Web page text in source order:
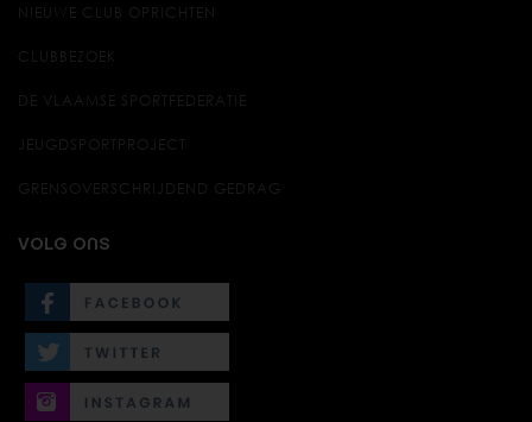
NIEUWE CLUB OPRICHTEN
CLUBBEZOEK
DE VLAAMSE SPORTFEDERATIE
JEUGDSPORTPROJECT
GRENSOVERSCHRIJDEND GEDRAG
VOLG ONS